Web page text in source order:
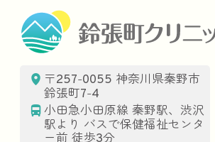
〒257-0055 神奈川県秦野市
鈴張町7-4
小田急小田原線 秦野駅、渋沢
駅より バスで保健福祉センタ
ー前 徒歩3分